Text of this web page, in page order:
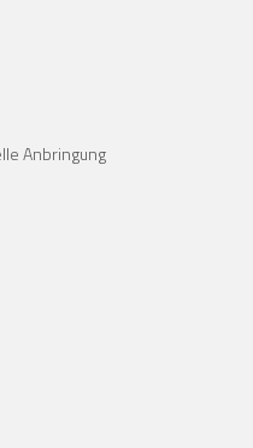
Anbringung